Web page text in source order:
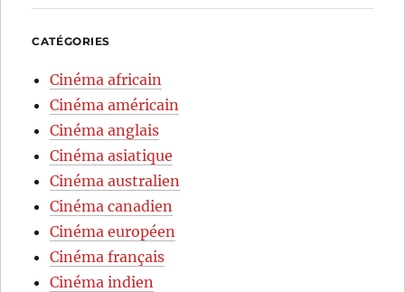
CATÉGORIES
Cinéma africain
Cinéma américain
Cinéma anglais
Cinéma asiatique
Cinéma australien
Cinéma canadien
Cinéma européen
Cinéma français
Cinéma indien